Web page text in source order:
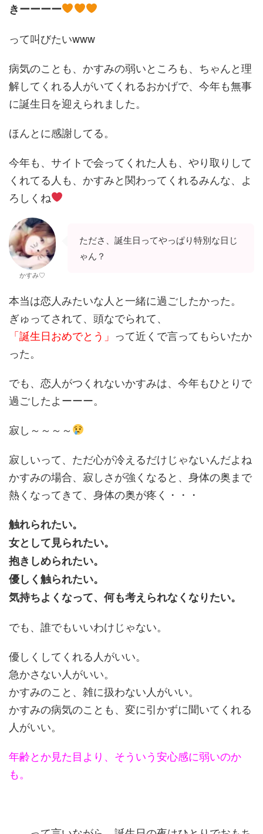
きーーーー
って叫びたいwww
病気のことも、かすみの弱いところも、ちゃんと理
解してくれる人がいてくれるおかげで、今年も無事
に誕生日を迎えられました。
ほんとに感謝してる。
今年も、サイトで会ってくれた人も、やり取りして
くれてる人も、かすみと関わってくれるみんな、よ
ろしくね
かすみ♡
たださ、誕生日ってやっぱり特別な日じ
ゃん？
本当は恋人みたいな人と一緒に過ごしたかった。
ぎゅってされて、頭なでられて、
「誕生日おめでとう」 って近くで言ってもらいたか
った。
でも、恋人がつくれないかすみは、今年もひとりで
過ごしたよーーー。
寂し～～～～
寂しいって、ただ心が冷えるだけじゃないんだよね
かすみの場合、寂しさが強くなると、身体の奥まで
熱くなってきて、身体の奥が疼く・・・
触れられたい。
女として見られたい。
抱きしめられたい。
優しく触られたい。
気持ちよくなって、何も考えられなくなりたい。
でも、誰でもいいわけじゃない。
優しくしてくれる人がいい。
急かさない人がいい。
かすみのこと、雑に扱わない人がいい。
かすみの病気のことも、変に引かずに聞いてくれる
人がいい。
年齢とか見た目より、そういう安心感に弱いのか
も。